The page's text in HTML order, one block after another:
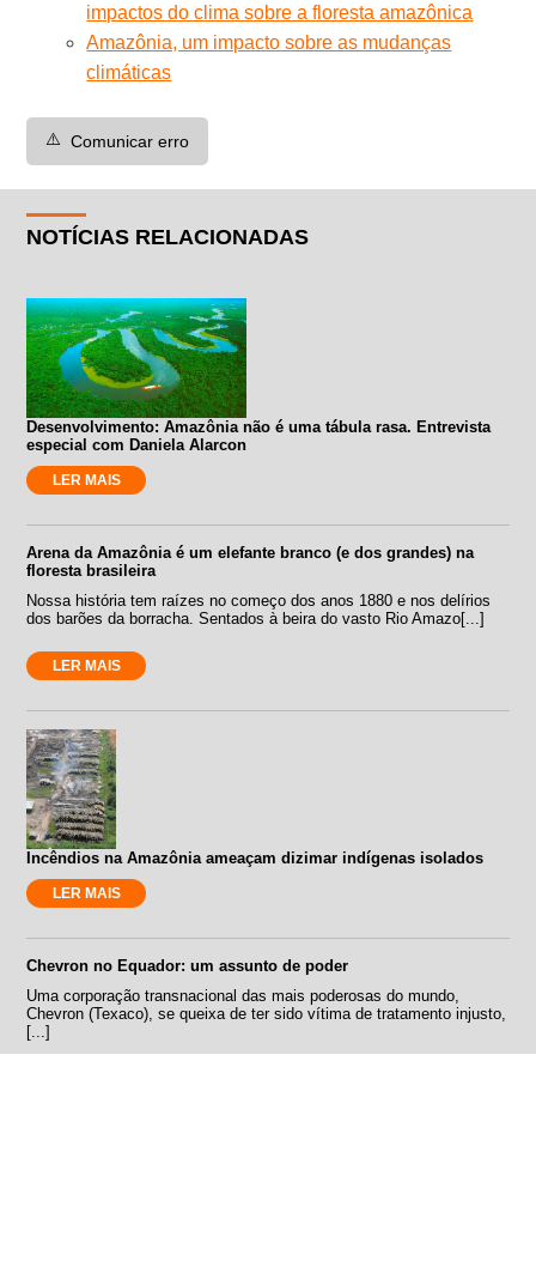
impactos do clima sobre a floresta amazônica
Amazônia, um impacto sobre as mudanças
climáticas
⚠️ Comunicar erro
NOTÍCIAS RELACIONADAS
Desenvolvimento: Amazônia não é uma tábula rasa. Entrevista
especial com Daniela Alarcon
LER MAIS
Arena da Amazônia é um elefante branco (e dos grandes) na
floresta brasileira
Nossa história tem raízes no começo dos anos 1880 e nos delírios
dos barões da borracha. Sentados à beira do vasto Rio Amazo[...]
LER MAIS
Incêndios na Amazônia ameaçam dizimar indígenas isolados
LER MAIS
Chevron no Equador: um assunto de poder
Uma corporação transnacional das mais poderosas do mundo,
Chevron (Texaco), se queixa de ter sido vítima de tratamento injusto,
[...]